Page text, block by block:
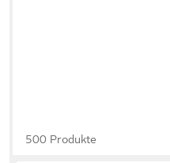
500 Produkte